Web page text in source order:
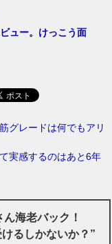
ュー。けっこう面
グレードは何でもアリ
実感するのはあと6年
海老バック！
るしかないか？”